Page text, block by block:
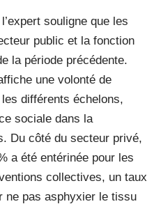
souligne que les
public et la fonction
la période précédente.
une volonté de
différents échelons,
sociale dans la
Du côté du secteur privé,
a été entérinée pour les
collectives, un taux
ne pas asphyxier le tissu